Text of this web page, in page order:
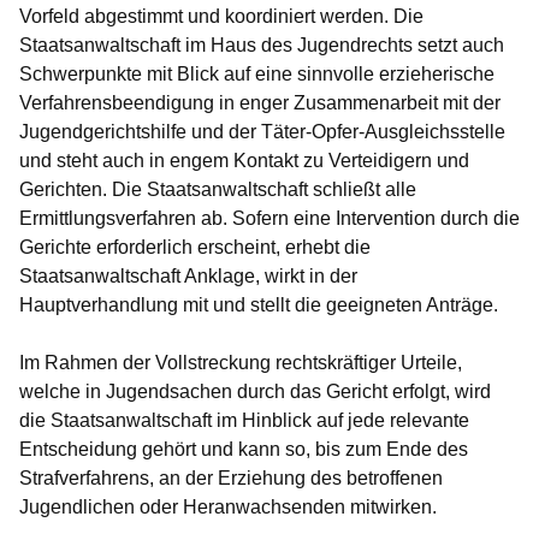
Vorfeld abgestimmt und koordiniert werden. Die
Staatsanwaltschaft im Haus des Jugendrechts setzt auch
Schwerpunkte mit Blick auf eine sinnvolle erzieherische
Verfahrensbeendigung in enger Zusammenarbeit mit der
Jugendgerichtshilfe und der Täter-Opfer-Ausgleichsstelle
und steht auch in engem Kontakt zu Verteidigern und
Gerichten. Die Staatsanwaltschaft schließt alle
Ermittlungsverfahren ab. Sofern eine Intervention durch die
Gerichte erforderlich erscheint, erhebt die
Staatsanwaltschaft Anklage, wirkt in der
Hauptverhandlung mit und stellt die geeigneten Anträge.
Im Rahmen der Vollstreckung rechtskräftiger Urteile,
welche in Jugendsachen durch das Gericht erfolgt, wird
die Staatsanwaltschaft im Hinblick auf jede relevante
Entscheidung gehört und kann so, bis zum Ende des
Strafverfahrens, an der Erziehung des betroffenen
Jugendlichen oder Heranwachsenden mitwirken.